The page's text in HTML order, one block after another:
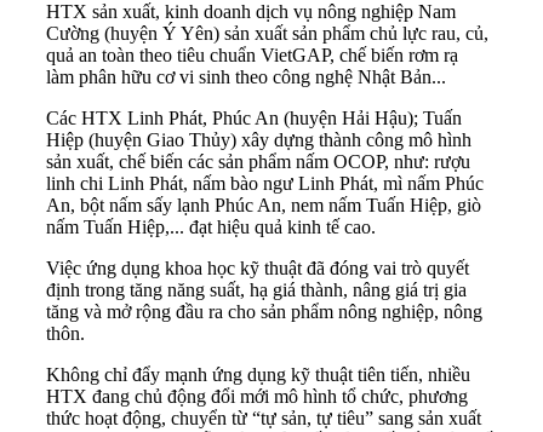
HTX sản xuất, kinh doanh dịch vụ nông nghiệp Nam
Cường (huyện Ý Yên) sản xuất sản phẩm chủ lực rau, củ,
quả an toàn theo tiêu chuẩn VietGAP, chế biến rơm rạ
làm phân hữu cơ vi sinh theo công nghệ Nhật Bản...
Các HTX Linh Phát, Phúc An (huyện Hải Hậu); Tuấn
Hiệp (huyện Giao Thủy) xây dựng thành công mô hình
sản xuất, chế biến các sản phẩm nấm OCOP, như: rượu
linh chi Linh Phát, nấm bào ngư Linh Phát, mì nấm Phúc
An, bột nấm sấy lạnh Phúc An, nem nấm Tuấn Hiệp, giò
nấm Tuấn Hiệp,... đạt hiệu quả kinh tế cao.
Việc ứng dụng khoa học kỹ thuật đã đóng vai trò quyết
định trong tăng năng suất, hạ giá thành, nâng giá trị gia
tăng và mở rộng đầu ra cho sản phẩm nông nghiệp, nông
thôn.
Không chỉ đẩy mạnh ứng dụng kỹ thuật tiên tiến, nhiều
HTX đang chủ động đổi mới mô hình tổ chức, phương
thức hoạt động, chuyển từ “tự sản, tự tiêu” sang sản xuất